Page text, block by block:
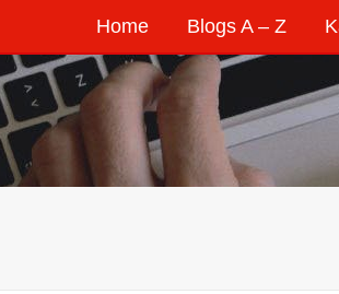
Home Blogs A – Z